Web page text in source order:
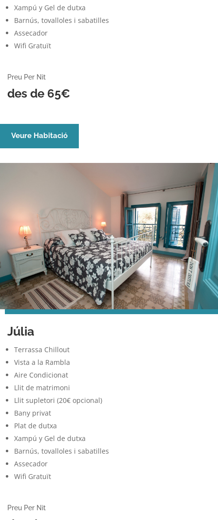
Xampú y Gel de dutxa
Barnús, tovalloles i sabatilles
Assecador
Wifi Gratuït
Preu Per Nit
des de 65€
Veure Habitació
Júlia
Terrassa Chillout
Vista a la Rambla
Aire Condicionat
Llit de matrimoni
Llit supletori (20€ opcional)
Bany privat
Plat de dutxa
Xampú y Gel de dutxa
Barnús, tovalloles i sabatilles
Assecador
Wifi Gratuït
Preu Per Nit